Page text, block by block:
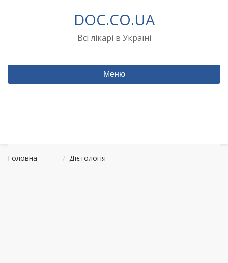
DOC.CO.UA
Всі лікарі в Україні
Меню
Головна / Дієтологія